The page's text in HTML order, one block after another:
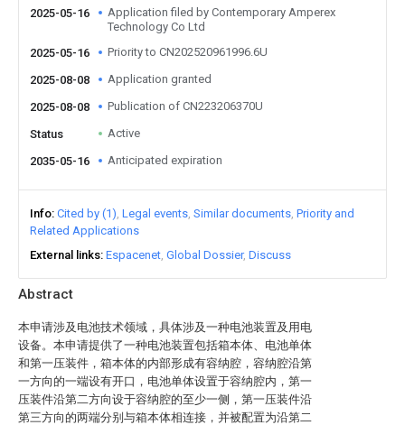
Abstract
本申请涉及电池技术领域，具体涉及一种电池装置及用电
设备。本申请提供了一种电池装置包括箱本体、电池单体
和第一压装件，箱本体的内部形成有容纳腔，容纳腔沿第
一方向的一端设有开口，电池单体设置于容纳腔内，第一
压装件沿第二方向设于容纳腔的至少一侧，第一压装件沿
第三方向的两端分别与箱本体相连接，并被配置为沿第二
2025-05-16
Application filed by Contemporary Amperex
Technology Co Ltd
2025-05-16
Priority to CN202520961996.6U
2025-08-08 Application granted
2025-08-08 Publication of CN223206370U
Status Active
2035-05-16 Anticipated expiration
Info Cited by (1) Legal events Similar documents Priority and
Related Applications
External links Espacenet Global Dossier Discuss